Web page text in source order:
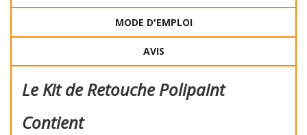
MODE D'EMPLOI
AVIS
Le Kit de Retouche Polipaint
Contient